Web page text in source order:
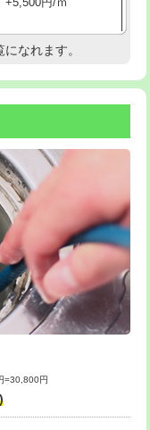
44,000円
+8,800円
11,000円~
55,000円
現地調査
+3,300円
33,000円
8,800円
11,000円
22,000円
33,000円
なれます。
=30,800円